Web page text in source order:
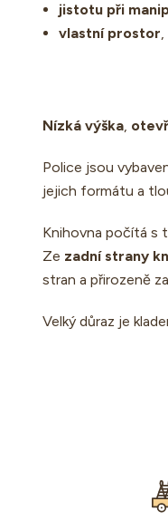
jistotu při
vlastní prostor
Nízká výška,
Police jsou
jejich formátu a
Knihovna počítá s
Ze zadní strany
stran a přirozeně
Velký důraz je